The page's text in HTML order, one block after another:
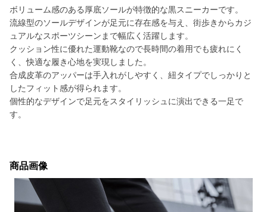
ボリューム感のある厚底ソールが特徴的な黒スニーカーです。
流線型のソールデザインが足元に存在感を与え、街歩きからカジ
ュアルなスポーツシーンまで幅広く活躍します。
クッション性に優れた運動靴なので長時間の着用でも疲れにく
く、快適な履き心地を実現しました。
合成皮革のアッパーは手入れがしやすく、紐タイプでしっかりと
したフィット感が得られます。
個性的なデザインで足元をスタイリッシュに演出できる一足で
す。
商品画像